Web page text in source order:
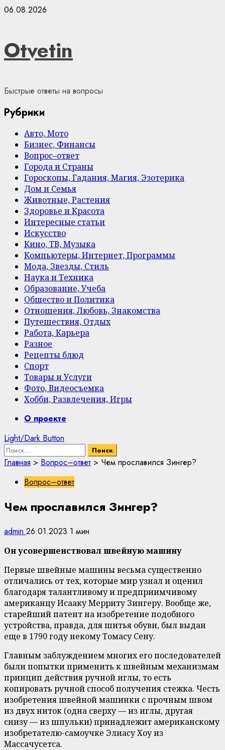
Skip
06.08.2026
Otvetin
Быстрые ответы на вопросы
Рубрики
Авто, Мото
Бизнес, Финансы
Вопрос–ответ
Города и Страны
Гороскопы, Гадания, Магия, Эзотерика
Дом и Семья
Животные, Растения
Здоровье и Красота
Интересные статьи
Искусство
Кино, ТВ, Музыка
Компьютеры, Интернет, Программы
Мода, Звезды, Стиль
Наука и Техника
Образование, Учеба
Общество и Политика
Отношения, Любовь, Знакомства
Путешествия, Отдых
Работа, Карьера
Разное
Рецепты блюд
Спорт
Товары и Услуги
Фото, Видеосъемка
Хобби, Развлечения, Игры
PrimaryО проекте
Light/Dark Button
Найти:
Главная > Вопрос–ответ > Чем прославился Зингер?
Вопрос–ответ
Чем прославился Зингер?
admin 26.01.2023 1 мин
Он усовершенствовал швейную машину
Первые швейные машины весьма существенно
отличались от тех, которые мир узнал и оценил
благодаря талантливому и предприимчивому
американцу Исааку Мерриту Зингеру. Вообще же,
старейший патент на изобретение подобного
устройства, правда, для шитья обуви, был выдан
еще в 1790 году некому Томасу Сену.
Главным заблуждением многих его последователей
были попытки применить к швейным механизмам
принцип действия ручной иглы, то есть
копировать ручной способ получения стежка. Честь
изобретения швейной машинки с прочным швом
из двух ниток (одна сверху — из иглы, другая
снизу — из шпульки) принадлежит американскому
изобретателю-самоучке Элиасу Хоу из
Массачусетса.